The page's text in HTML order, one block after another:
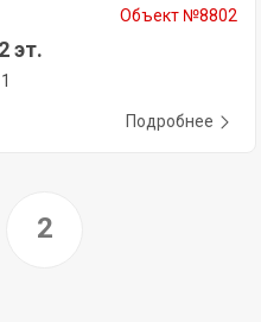
Объект №8802
эт.
Подробнее
2